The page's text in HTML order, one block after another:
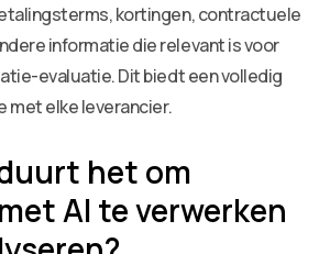
kortingen, contractuele
informatie die relevant is voor
evaluatie. Dit biedt een volledig
met elke leverancier.
het om
AI te verwerken